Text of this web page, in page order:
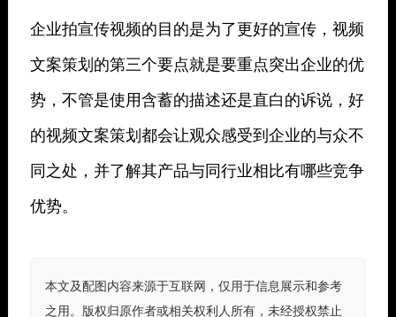
企业拍宣传视频的目的是为了更好的宣传，视频
文案策划的第三个要点就是要重点突出企业的优
势，不管是使用含蓄的描述还是直白的诉说，好
的视频文案策划都会让观众感受到企业的与众不
同之处，并了解其产品与同行业相比有哪些竞争
优势。
本文及配图内容来源于互联网，仅用于信息展示和参考
之用。版权归原作者或相关权利人所有，未经授权禁止